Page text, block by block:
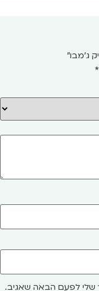
ג'מבו”
*
שלי לפעם הבאה שאגיב.